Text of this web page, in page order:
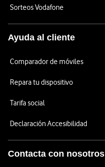
Sorteos Vodafone
Ayuda al cliente
Comparador de móviles
Repara tu dispositivo
Tarifa social
Declaración Accesibilidad
Contacta con nosotros